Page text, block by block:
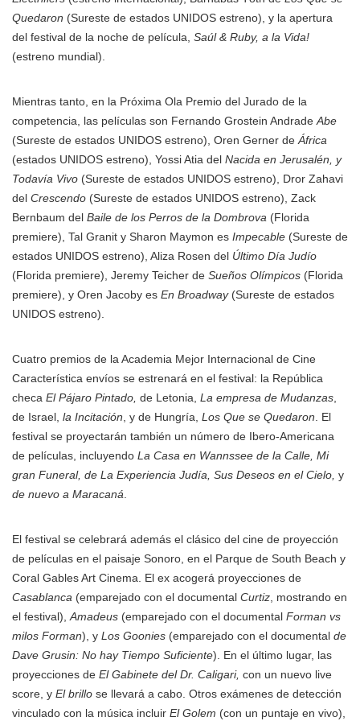
Quedaron (Sureste de estados UNIDOS estreno), y la apertura
del festival de la noche de película, Saúl & Ruby, a la Vida!
(estreno mundial).
Mientras tanto, en la Próxima Ola Premio del Jurado de la
competencia, las películas son Fernando Grostein Andrade Abe
(Sureste de estados UNIDOS estreno), Oren Gerner de África
(estados UNIDOS estreno), Yossi Atia del Nacida en Jerusalén, y
Todavía Vivo (Sureste de estados UNIDOS estreno), Dror Zahavi
del Crescendo (Sureste de estados UNIDOS estreno), Zack
Bernbaum del Baile de los Perros de la Dombrova (Florida
premiere), Tal Granit y Sharon Maymon es Impecable (Sureste de
estados UNIDOS estreno), Aliza Rosen del Último Día Judío
(Florida premiere), Jeremy Teicher de Sueños Olímpicos (Florida
premiere), y Oren Jacoby es En Broadway(Sureste de estados
UNIDOS estreno).
Cuatro premios de la Academia Mejor Internacional de Cine
Característica envíos se estrenará en el festival: la República
checa El Pájaro Pintado, de Letonia, La empresa de Mudanzas
de Israel, la Incitación , y de Hungría, Los Que se Quedaron . El
festival se proyectarán también un número de Ibero-Americana
de películas, incluyendo La Casa en Wannssee de la Calle, Mi
gran Funeral, de La Experiencia Judía, Sus Deseos en el Cielo, y
de nuevo a Maracaná
El festival se celebrará además el clásico del cine de proyección
de películas en el paisaje Sonoro, en el Parque de South Beach y
Coral Gables Art Cinema. El ex acogerá proyecciones de
Casablanca (emparejado con el documental Curtiz , mostrando en
el festival), Amadeus (emparejado con el documental Forman vs
milos Forman), y Los Goonies (emparejado con el documental de
Dave Grusin: No hay Tiempo Suficiente). En el último lugar, las
proyecciones de El Gabinete del Dr. Caligari, con un nuevo live
score, y El brillo se llevará a cabo. Otros exámenes de detección
vinculado con la música incluir El Golem (con un puntaje en vivo),